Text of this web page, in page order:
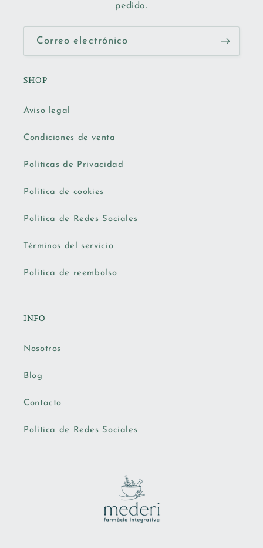
pedido.
Correo electrónico
SHOP
Aviso legal
Condiciones de venta
Políticas de Privacidad
Política de cookies
Política de Redes Sociales
Términos del servicio
Política de reembolso
INFO
Nosotros
Blog
Contacto
Política de Redes Sociales